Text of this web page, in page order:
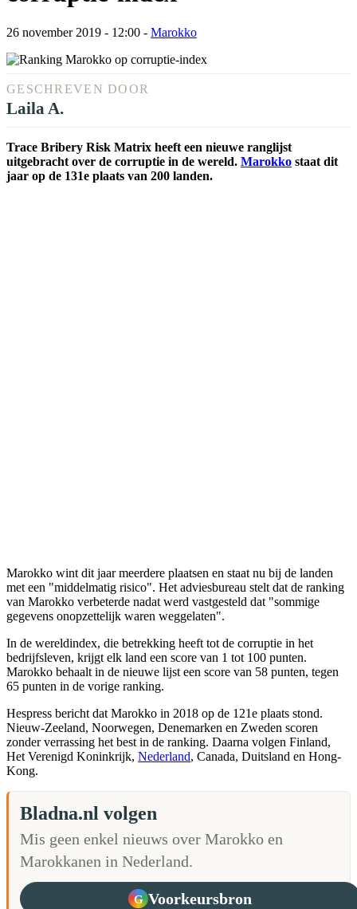
26 november 2019 - 12:00 - Marokko
GESCHREVEN DOOR
Laila A.
Trace Bribery Risk Matrix heeft een nieuwe ranglijst
uitgebracht over de corruptie in de wereld. Marokko staat dit
jaar op de 131e plaats van 200 landen.
Marokko wint dit jaar meerdere plaatsen en staat nu bij de landen
met een "middelmatig risico". Het adviesbureau stelt dat de ranking
van Marokko verbeterde nadat werd vastgesteld dat "sommige
gegevens onopzettelijk waren weggelaten".
In de wereldindex, die betrekking heeft tot de corruptie in het
bedrijfsleven, krijgt elk land een score van 1 tot 100 punten.
Marokko behaalt in de nieuwe lijst een score van 58 punten, tegen
65 punten in de vorige ranking.
Hespress bericht dat Marokko in 2018 op de 121e plaats stond.
Nieuw-Zeeland, Noorwegen, Denemarken en Zweden scoren
zonder verrassing het best in de ranking. Daarna volgen Finland,
Het Verenigd Koninkrijk, Nederland, Canada, Duitsland en Hong-
Kong.
Bladna.nl volgen
Mis geen enkel nieuws over Marokko en
Marokkanen in Nederland.
G Voorkeursbron